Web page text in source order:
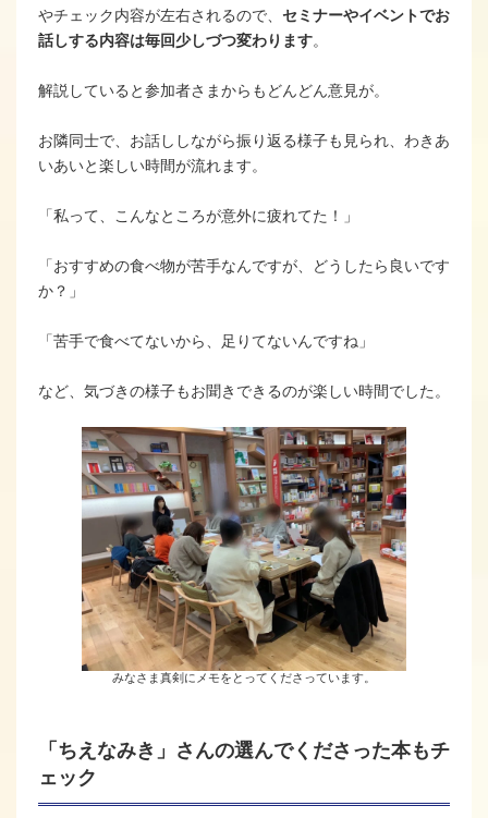
やチェック内容が左右されるので、 セミナーやイベントでお
話しする内容は毎回少しづつ変わります。
解説していると参加者さまからもどんどん意見が。
お隣同士で、お話ししながら振り返る様子も見られ、わきあ
いあいと楽しい時間が流れます。
「私って、こんなところが意外に疲れてた！」
「おすすめの食べ物が苦手なんですが、どうしたら良いです
か？」
「苦手で食べてないから、足りてないんですね」
など、気づきの様子もお聞きできるのが楽しい時間でした。
みなさま真剣にメモをとってくださっています。
「ちえなみき」さんの選んでくださった本もチ
ェック